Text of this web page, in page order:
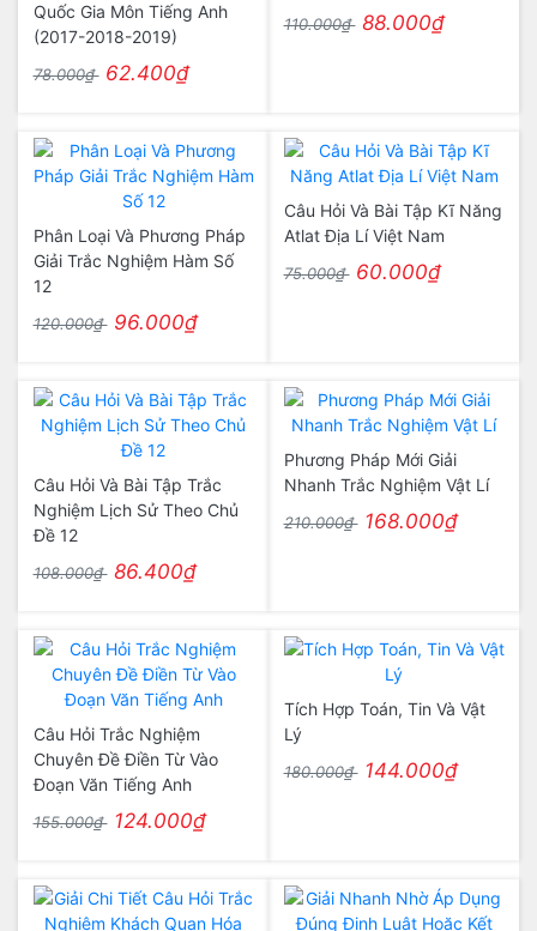
Quốc Gia Môn Tiếng Anh
(2017-2018-2019)
78.000₫ 62.400₫
110.000₫ 88.000₫
Phân Loại Và Phương Pháp
Giải Trắc Nghiệm Hàm Số
12
120.000₫ 96.000₫
Câu Hỏi Và Bài Tập Kĩ Năng
Atlat Địa Lí Việt Nam
75.000₫ 60.000₫
Câu Hỏi Và Bài Tập Trắc
Nghiệm Lịch Sử Theo Chủ
Đề 12
108.000₫ 86.400₫
Phương Pháp Mới Giải
Nhanh Trắc Nghiệm Vật Lí
210.000₫ 168.000₫
Câu Hỏi Trắc Nghiệm
Chuyên Đề Điền Từ Vào
Đoạn Văn Tiếng Anh
155.000₫ 124.000₫
Tích Hợp Toán, Tin Và Vật
Lý
180.000₫ 144.000₫